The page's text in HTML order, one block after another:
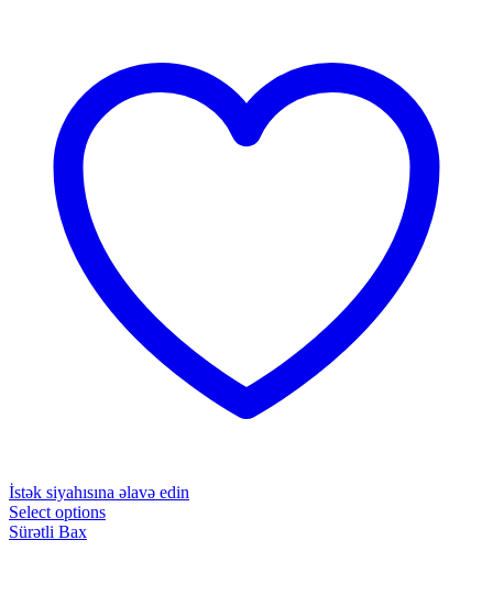
İstək siyahısına əlavə edin
Select options
Sürətli Bax